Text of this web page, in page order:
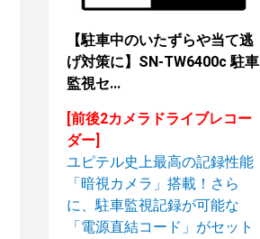
【駐車中のいたずらや当て逃
げ対策に】SN-TW6400c 駐車
監視セ...
[前後2カメラドライブレコー
ダー]
ユピテル史上最高の記録性能
「暗視カメラ」搭載！さら
に、駐車監視記録が可能な
「電源直結コード」がセット